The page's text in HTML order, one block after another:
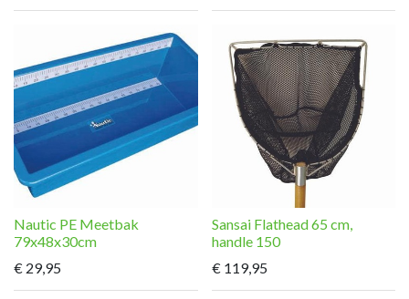
Nautic PE Meetbak
79x48x30cm
€ 29,95
Sansai Flathead 65 cm,
handle 150
€ 119,95